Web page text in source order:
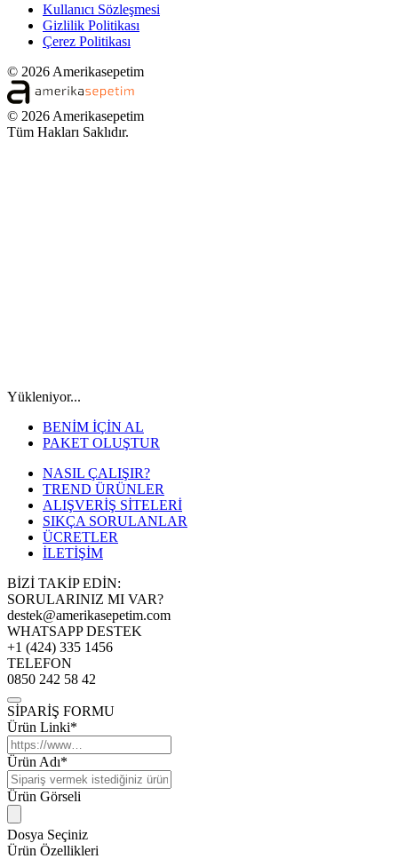
Kullanıcı Sözleşmesi
Gizlilik Politikası
Çerez Politikası
© 2026 Amerikasepetim
© 2026 Amerikasepetim
Tüm Hakları Saklıdır.
Yükleniyor...
BENİM İÇİN AL
PAKET OLUŞTUR
NASIL ÇALIŞIR?
TREND ÜRÜNLER
ALIŞVERİŞ SİTELERİ
SIKÇA SORULANLAR
ÜCRETLER
İLETİŞİM
BİZİ TAKİP EDİN:
SORULARINIZ MI VAR?
destek@amerikasepetim.com
WHATSAPP DESTEK
+1 (424) 335 1456
TELEFON
0850 242 58 42
SİPARİŞ FORMU
Ürün Linki*
Ürün Adı*
Ürün Görseli
Dosya Seçiniz
Ürün Özellikleri